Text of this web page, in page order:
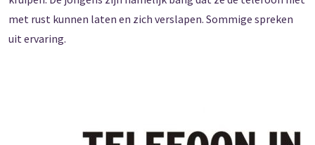
met rust kunnen laten en zich verslapen. Sommige spreken
uit ervaring.